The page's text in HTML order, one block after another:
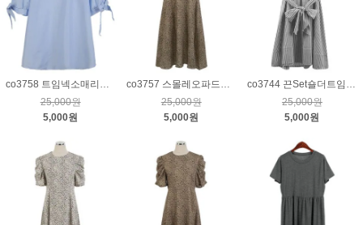
co3758 트임넥소매리본세로줄튜닉_블루
25,000원
5,000원
co3757 스몰레오파드원피스_연베이지
25,000원
5,000원
co3744 끈Set숄더트임줄지원피스_블랙
25,000원
5,000원